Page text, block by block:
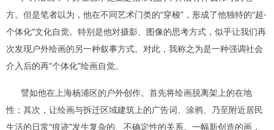
方。但是笔者以为，他在不同艺术门类的“穿梭”，形成了他独特的“超-
个体化”文化自觉。特别是他对摄影、图像的思考方式，似乎让我们再
次发现户外绘画的另一种叙事方式。对此，我称之为是一种强调社会
介入后的再“个体化”绘画自觉。
譬如他在上海杨浦区的户外创作。首先将绘画脱离架上的在地
性；其次，让绘画与拆迁区域建筑上的广告词、涂鸦、乃至附近居民
生活的日常“痕迹”发生复杂的、不确定性的关系。一幅新创造的画，